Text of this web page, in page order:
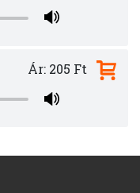
Ár: 205 Ft